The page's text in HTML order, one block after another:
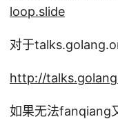
loop.slide
对于
http://
如果无法fanqiang